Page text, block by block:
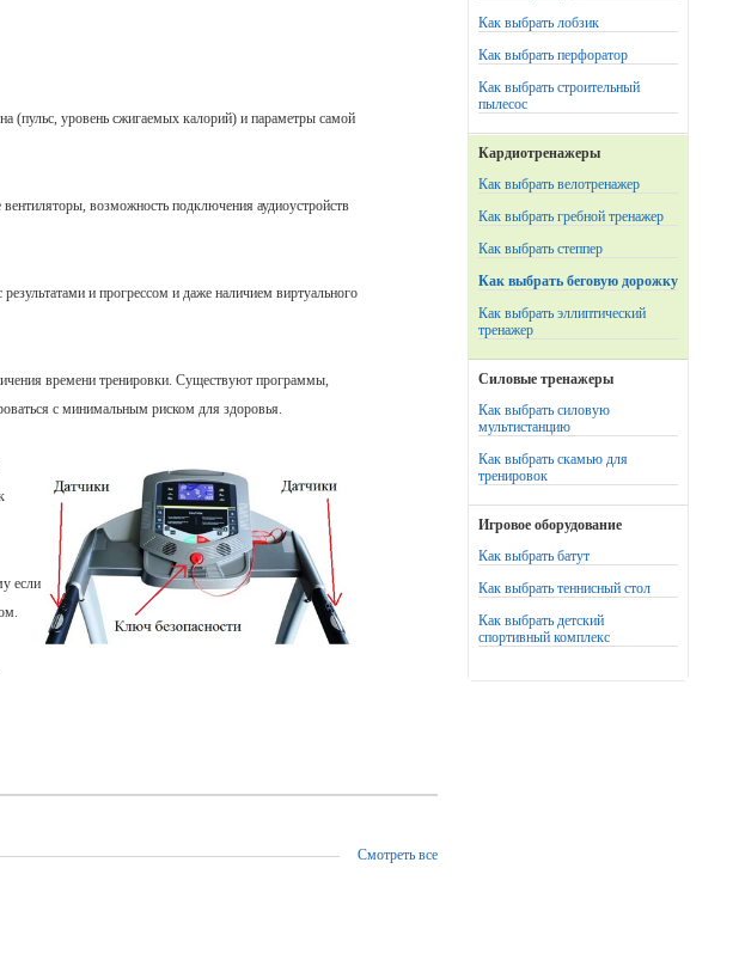
(пульс, уровень сжигаемых калорий) и параметры самой
возможность подключения аудиоустройств
и прогрессом и даже наличием виртуального
времени тренировки. Существуют программы,
с минимальным риском для здоровья.
если
Смотреть все
Как выбрать лобзик
Как выбрать перфоратор
Как выбрать строительный
пылесос
Кардиотренажеры
Как выбрать велотренажер
Как выбрать гребной тренажер
Как выбрать степпер
Как выбрать беговую дорожку
Как выбрать эллиптический
тренажер
Силовые тренажеры
Как выбрать силовую
мультистанцию
Как выбрать скамью для
тренировок
Игровое оборудование
Как выбрать батут
Как выбрать теннисный стол
Как выбрать детский
спортивный комплекс